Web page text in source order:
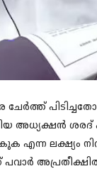
ചേര്‍ത്ത്
അധ്യക്ഷന്‍ ശരദ്
എന്ന ലക്ഷ്യം
അപ്രതീക്ഷിത